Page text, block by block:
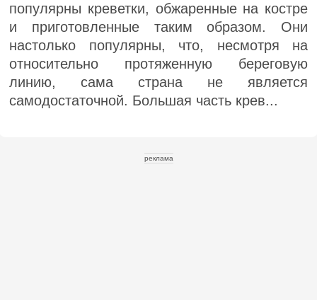
популярны креветки, обжаренные на костре
и приготовленные таким образом. Они
настолько популярны, что, несмотря на
относительно протяженную береговую
линию, сама страна не является
самодостаточной. Большая часть крев...
реклама